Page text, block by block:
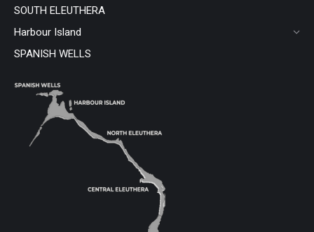
SOUTH ELEUTHERA
Harbour Island
SPANISH WELLS